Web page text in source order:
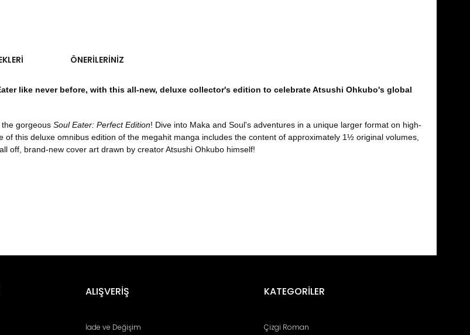
ÖNERILERINIZ
like never before, with this all-new, deluxe collector's edition to celebrate Atsushi Ohkubo's global
gorgeous Soul Eater: Perfect Edition! Dive into Maka and Soul's adventures in a unique larger format on high-
this deluxe omnibus edition of the megahit manga includes the content of approximately 1½ original volumes,
off, brand-new cover art drawn by creator Atsushi Ohkubo himself!
Yorum YazALIŞVERİŞ
İade ve Değişim
KATEGORİLER
Çizgi Roman